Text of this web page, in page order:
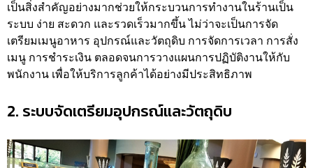
เป็นสิ่งสำคัญอย่างมากช่วยให้กระบวนการทำงานในร้านเป็น
ระบบ ง่าย สะดวก และรวดเร็วมากขึ้น ไม่ว่าจะเป็นการจัด
เตรียมเมนูอาหาร อุปกรณ์และวัตถุดิบ การจัดการเวลา การสั่ง
เมนู การชำระเงิน ตลอดจนการวางแผนการปฏิบัติงานให้กับ
พนักงาน เพื่อให้บริการลูกค้าได้อย่างมีประสิทธิภาพ
2. ระบบจัดเตรียมอุปกรณ์และวัตถุดิบ